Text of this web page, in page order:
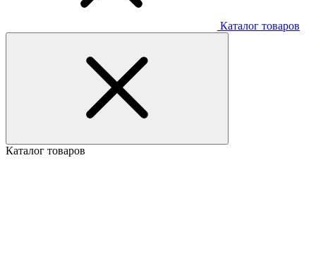
Каталог товаров
Каталог товаров